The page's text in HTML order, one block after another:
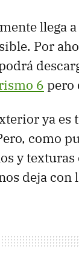
llega
Por
6 pero
ya es
como
y
deja con